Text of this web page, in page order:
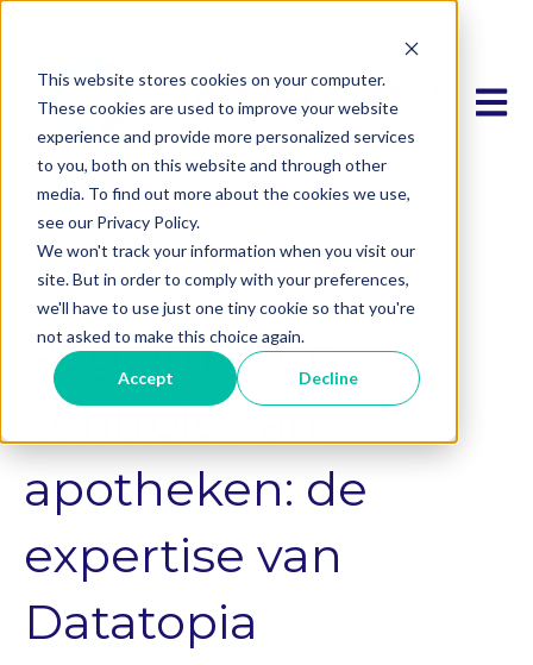
This website stores cookies on your computer.
These cookies are used to improve your website
experience and provide more personalized services
to you, both on this website and through other
media. To find out more about the cookies we use,
see our Privacy Policy.
We won't track your information when you visit our
site. But in order to comply with your preferences,
we'll have to use just one tiny cookie so that you're
not asked to make this choice again.
Accept Decline
Regelmatige
controle van
apotheken: de
expertise van
Datatopia